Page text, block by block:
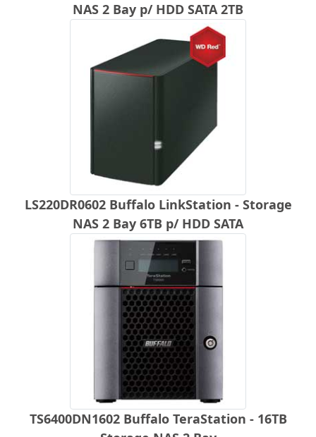
NAS 2 Bay p/ HDD SATA 2TB
LS220DR0602 Buffalo LinkStation - Storage
NAS 2 Bay 6TB p/ HDD SATA
TS6400DN1602 Buffalo TeraStation - 16TB